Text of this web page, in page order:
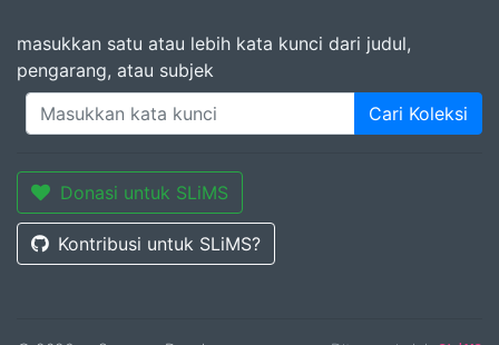
masukkan satu atau lebih kata kunci dari judul,
pengarang, atau subjek
Cari Koleksi
Donasi untuk SLiMS
Kontribusi untuk SLiMS?